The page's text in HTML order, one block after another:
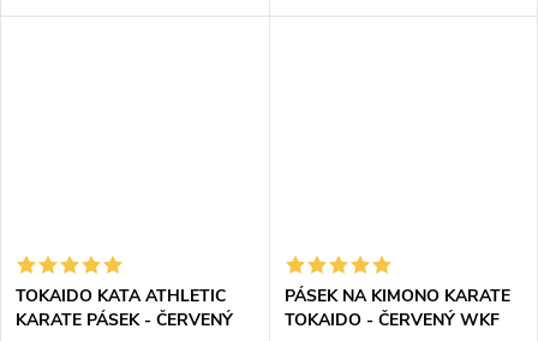
závody...
TOKAIDO KATA ATHLETIC
KARATE PÁSEK - ČERVENÝ
PÁSEK NA KIMONO KARATE
TOKAIDO - ČERVENÝ WKF